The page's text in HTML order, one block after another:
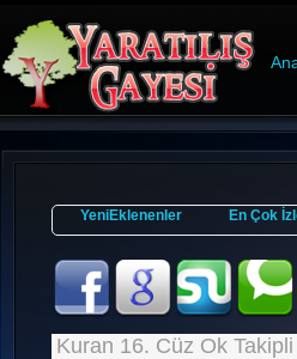
YeniEklenenler En Çok
Kuran 16. Cüz Ok